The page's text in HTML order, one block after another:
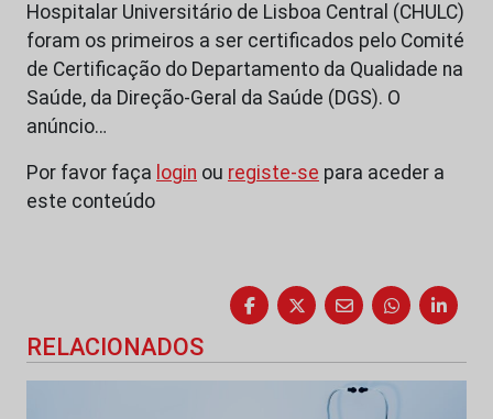
Hospitalar Universitário de Lisboa Central (CHULC)
foram os primeiros a ser certificados pelo Comité
de Certificação do Departamento da Qualidade na
Saúde, da Direção-Geral da Saúde (DGS). O
anúncio…
Por favor faça login ou registe-se para aceder a
este conteúdo
RELACIONADOS